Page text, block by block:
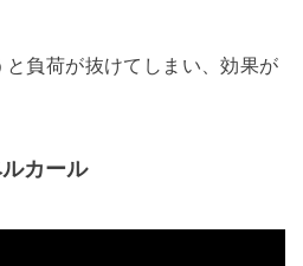
負荷が抜けてしまい、効果が
カール